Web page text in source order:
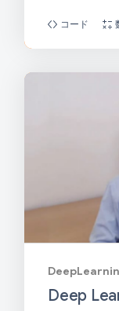
コード
Deep